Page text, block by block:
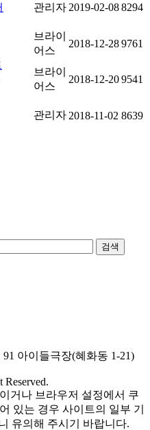
관리자 2019-02-088294
브라이
어스
2018-12-289761
브라이
어스
2018-12-209541
관리자 2018-11-02 8639
검색
아이들극장(혜화동 1-21)
거나 브라우저 설정에서 쿠
있는 경우 사이트의 일부 기
유의해 주시기 바랍니다.